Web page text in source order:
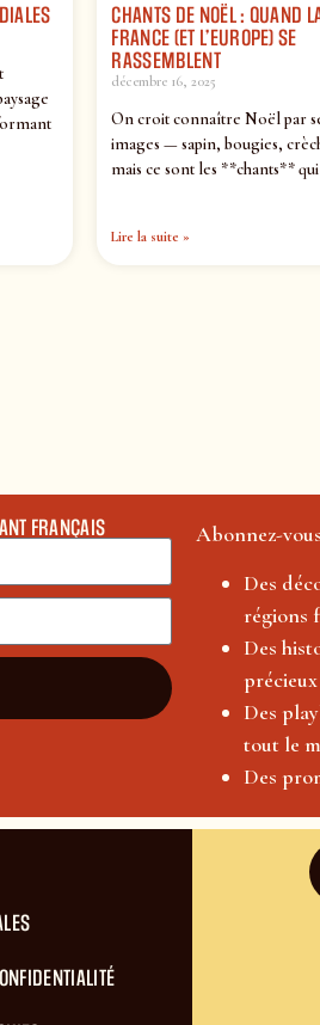
CHANTS DE NOËL : QUAND
FRANCE (ET L’EUROPE) SE
RASSEMBLENT
décembre 16, 2025
On croit connaître Noël par
images — sapin, bougies,
mais ce sont les **chants** qui
Lire la suite »
FRANÇAIS
Abonnez-
Des
régions
Des
Des
tout le
Des